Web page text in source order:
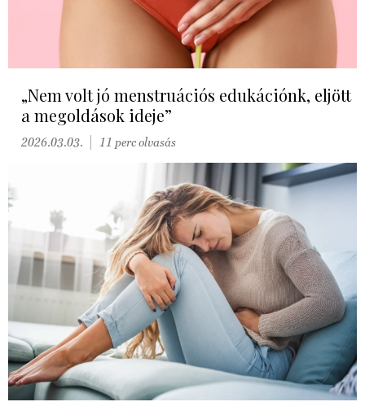
„Nem volt jó menstruációs edukációnk, eljött
a megoldások ideje”
2026.03.03. 11 perc olvasás